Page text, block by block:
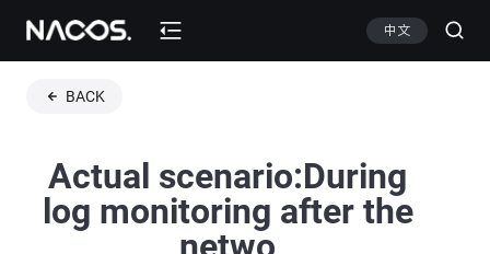
中文
BACK
Actual scenario:During
log monitoring after the